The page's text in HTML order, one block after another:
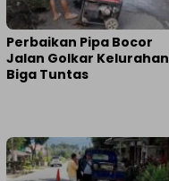
Perbaikan Pipa Bocor
Jalan Golkar Kelurahan
Biga Tuntas